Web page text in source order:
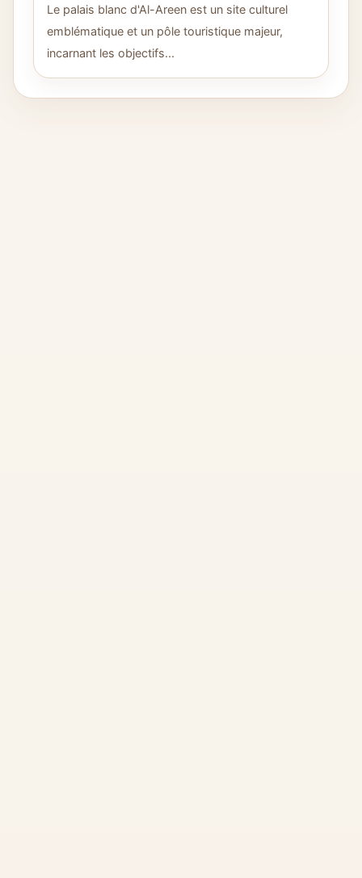
Le palais blanc d'Al-Areen est un site culturel
emblématique et un pôle touristique majeur,
incarnant les objectifs...